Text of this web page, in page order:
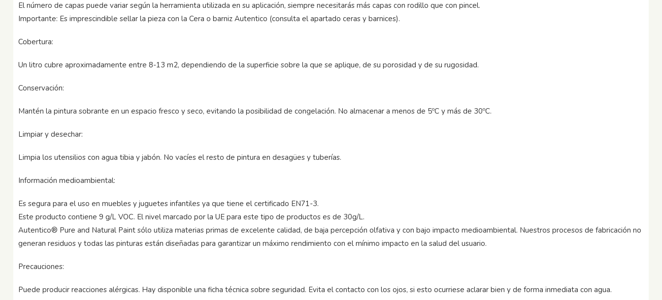
El número de capas puede variar según la herramienta utilizada en su aplicación, siempre necesitarás más capas con rodillo que con pincel.
Importante: Es imprescindible sellar la pieza con la Cera o barniz Autentico (consulta el apartado ceras y barnices).
Cobertura:
Un litro cubre aproximadamente entre 8-13 m2, dependiendo de la superficie sobre la que se aplique, de su porosidad y de su rugosidad.
Conservación:
Mantén la pintura sobrante en un espacio fresco y seco, evitando la posibilidad de congelación. No almacenar a menos de 5ºC y más de 30ºC.
Limpiar y desechar:
Limpia los utensilios con agua tibia y jabón. No vacíes el resto de pintura en desagües y tuberías.
Información medioambiental:
Es segura para el uso en muebles y juguetes infantiles ya que tiene el certificado EN71-3.
Este producto contiene 9 g/L VOC. El nivel marcado por la UE para este tipo de productos es de 30g/L.
Autentico® Pure and Natural Paint sólo utiliza materias primas de excelente calidad, de baja percepción olfativa y con bajo impacto medioambiental. Nuestros procesos de fabricación no
generan residuos y todas las pinturas están diseñadas para garantizar un máximo rendimiento con el mínimo impacto en la salud del usuario.
Precauciones:
Puede producir reacciones alérgicas. Hay disponible una ficha técnica sobre seguridad. Evita el contacto con los ojos, si esto ocurriese aclarar bien y de forma inmediata con agua.